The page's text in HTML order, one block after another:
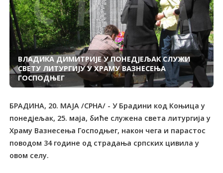
ВЛАДИКА ДИМИТРИЈЕ У ПОНЕДЈЕЉАК СЛУЖИ
СВЕТУ ЛИТУРГИЈУ У ХРАМУ ВАЗНЕСЕЊА
ГОСПОДЊЕГ
БРАДИНА, 20. МАЈА /СРНА/ - У Брадини код Коњица у
понедјељак, 25. маја, биће служена света литургија у
Храму Вазнесења Господњег, након чега и парастос
поводом 34 године од страдања српских цивила у
овом селу.